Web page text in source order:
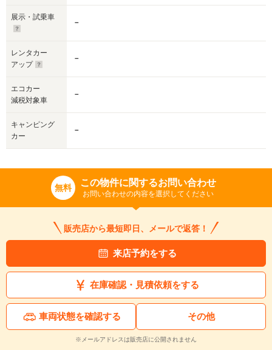
展示・試乗車
－
レンタカー
アップ
－
エコカー
減税対象車
－
キャンピング
カー
－
無料 この物件に関するお問い合わせ
お問い合わせの内容を選択してください
販売店から最短即日、メールで返答！
来店予約をする
在庫確認・見積依頼をする
車両状態を確認する その他
※メールアドレスは販売店に公開されません